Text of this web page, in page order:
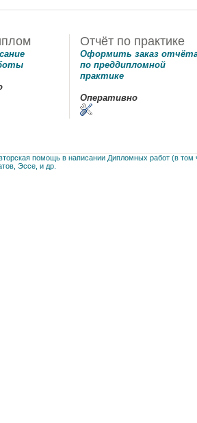
Отчёт по практике
Оформить заказ
по преддипломной
практике
Оперативно
помощь в написании Дипломных работ (в том
Эссе, и др.